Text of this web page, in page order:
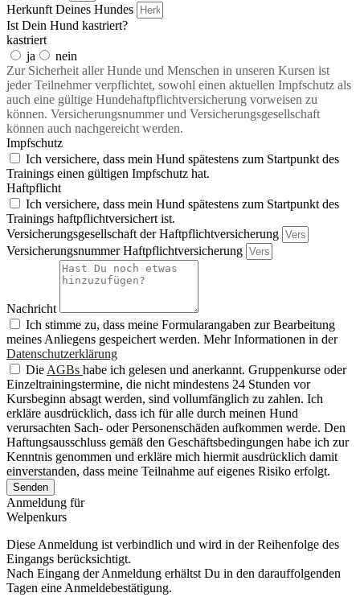
Herkunft Deines Hundes
Ist Dein Hund kastriert?
kastriert
ja
nein
Zur Sicherheit aller Hunde und Menschen in unseren Kursen ist
jeder Teilnehmer verpflichtet, sowohl einen aktuellen Impfschutz als
auch eine gültige Hundehaftpflichtversicherung vorweisen zu
können. Versicherungsnummer und Versicherungsgesellschaft
können auch nachgereicht werden.
Impfschutz
Ich versichere, dass mein Hund spätestens zum Startpunkt des
Trainings einen gültigen Impfschutz hat.
Haftpflicht
Ich versichere, dass mein Hund spätestens zum Startpunkt des
Trainings haftpflichtversichert ist.
Versicherungsgesellschaft der Haftpflichtversicherung
Versicherungsnummer Haftpflichtversicherung
Nachricht
Ich stimme zu, dass meine Formularangaben zur Bearbeitung
meines Anliegens gespeichert werden. Mehr Informationen in der
Datenschutzerklärung
Die AGBs habe ich gelesen und anerkannt. Gruppenkurse oder
Einzeltrainingstermine, die nicht mindestens 24 Stunden vor
Kursbeginn absagt werden, sind vollumfänglich zu zahlen. Ich
erkläre ausdrücklich, dass ich für alle durch meinen Hund
verursachten Sach- oder Personenschäden aufkommen werde. Den
Haftungsausschluss gemäß den Geschäftsbedingungen habe ich zur
Kenntnis genommen und erkläre mich hiermit ausdrücklich damit
einverstanden, dass meine Teilnahme auf eigenes Risiko erfolgt.
Senden
Anmeldung für
Welpenkurs
Diese Anmeldung ist verbindlich und wird in der Reihenfolge des
Eingangs berücksichtigt.
Nach Eingang der Anmeldung erhältst Du in den darauffolgenden
Tagen eine Anmeldebestätigung.